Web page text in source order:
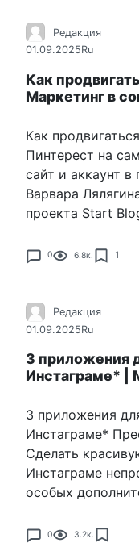
Редакция
01.09.2025Ru
Как
Маркетинг в
Как
Пинтерест на
сайт и аккаунт
Варвара
проекта Start
0 6.8к. 1
Редакция
01.09.2025Ru
3 приложения
Инстаграме* |
3 приложения
Инстаграме*
Сделать
Инстаграме
особых
0 3.2к.